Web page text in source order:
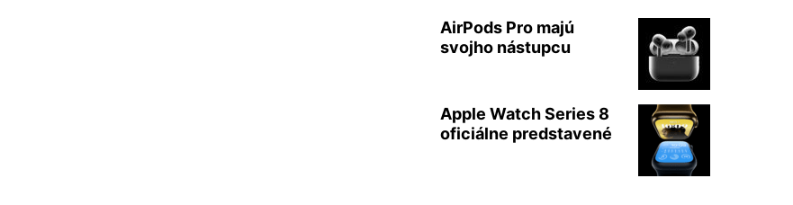
AirPods Pro majú
svojho nástupcu
Apple Watch Series 8
oficiálne predstavené